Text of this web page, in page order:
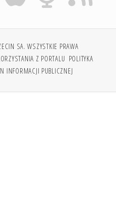
SA. WSZYSTKIE PRAWA
Z PORTALU POLITYKA
INFORMACJI PUBLICZNEJ